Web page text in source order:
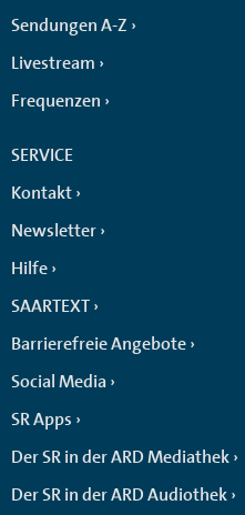
Sendungen A-Z
Livestream
Frequenzen
SERVICE
Kontakt
Newsletter
Hilfe
SAARTEXT
Barrierefreie Angebote
Social Media
SR Apps
Der SR in der ARD Mediathek
Der SR in der ARD Audiothek